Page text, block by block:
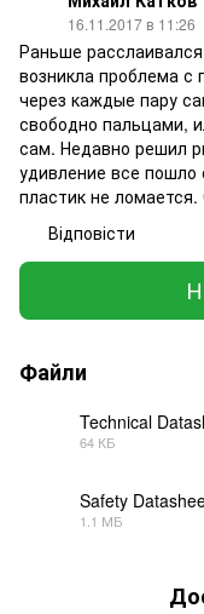
16.11.2017 в 11:26
Раньше
возникла проблема с
через каждые пару
свободно пальцами,
сам. Недавно решил
удивление все пошло
пластик не
Відповісти
Файли
Technical
64 КБ
Safety
1.1 МБ